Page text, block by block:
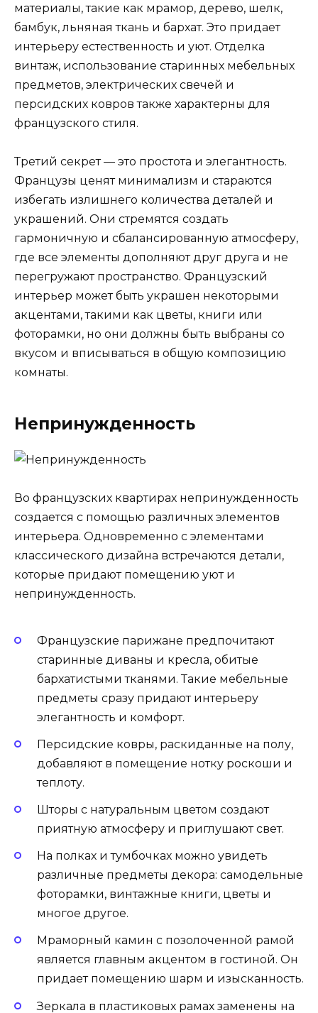
материалы, такие как мрамор, дерево, шелк,
бамбук, льняная ткань и бархат. Это придает
интерьеру естественность и уют. Отделка
винтаж, использование старинных мебельных
предметов, электрических свечей и
персидских ковров также характерны для
французского стиля.
Третий секрет — это простота и элегантность.
Французы ценят минимализм и стараются
избегать излишнего количества деталей и
украшений. Они стремятся создать
гармоничную и сбалансированную атмосферу,
где все элементы дополняют друг друга и не
перегружают пространство. Французский
интерьер может быть украшен некоторыми
акцентами, такими как цветы, книги или
фоторамки, но они должны быть выбраны со
вкусом и вписываться в общую композицию
комнаты.
Непринужденность
Во французских квартирах непринужденность
создается с помощью различных элементов
интерьера. Одновременно с элементами
классического дизайна встречаются детали,
которые придают помещению уют и
непринужденность.
Французские парижане предпочитают
старинные диваны и кресла, обитые
бархатистыми тканями. Такие мебельные
предметы сразу придают интерьеру
элегантность и комфорт.
Персидские ковры, раскиданные на полу,
добавляют в помещение нотку роскоши и
теплоту.
Шторы с натуральным цветом создают
приятную атмосферу и приглушают свет.
На полках и тумбочках можно увидеть
различные предметы декора: самодельные
фоторамки, винтажные книги, цветы и
многое другое.
Мраморный камин с позолоченной рамой
является главным акцентом в гостиной. Он
придает помещению шарм и изысканность.
Зеркала в пластиковых рамах заменены на